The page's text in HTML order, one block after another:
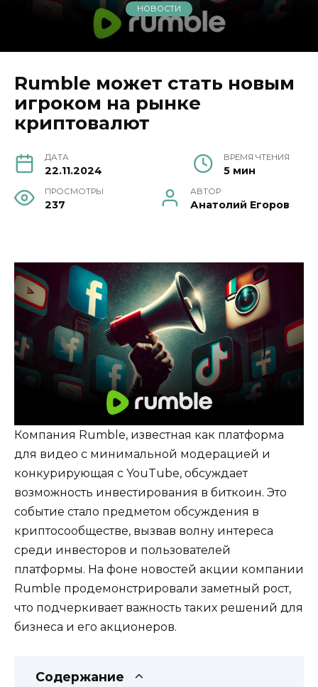
НОВОСТИ
Rumble может стать новым
игроком на рынке
криптовалют
ДАТА
22.11.2024
ВРЕМЯ ЧТЕНИЯ
5 мин
ПРОСМОТРЫ
237
АВТОР
Анатолий Егоров
Компания Rumble, известная как платформа
для видео с минимальной модерацией и
конкурирующая с YouTube, обсуждает
возможность инвестирования в биткоин. Это
событие стало предметом обсуждения в
криптосообществе, вызвав волну интереса
среди инвесторов и пользователей
платформы. На фоне новостей акции компании
Rumble продемонстрировали заметный рост,
что подчеркивает важность таких решений для
бизнеса и его акционеров.
Содержание